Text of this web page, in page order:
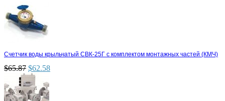
Счетчик воды крыльчатый СВК-25Г с комплектом монтажных частей (КМЧ)
$65.87 $62.58